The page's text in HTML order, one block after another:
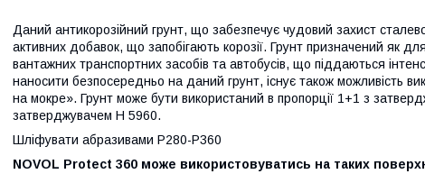
Даний антикорозійний грунт, що забезпечує чудовий захист
активних добавок, що запобігають корозії. Грунт призначений як
вантажних транспортних засобів та автобусів, що піддаються
наносити безпосередньо на даний грунт, існує також можливість
на мокре». Грунт може бути використаний в пропорції 1+1 з
затверджувачем H 5960.
Шліфувати абразивами Р280-Р360
NOVOL Protect 360 може використовуватись на таких